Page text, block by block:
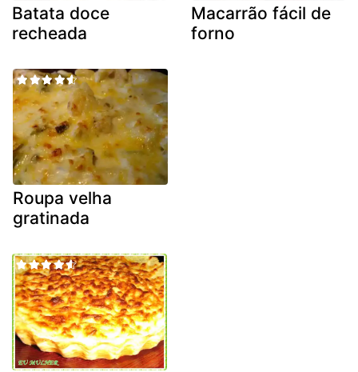
Batata doce
recheada
Macarrão fácil de
forno
Roupa velha
gratinada